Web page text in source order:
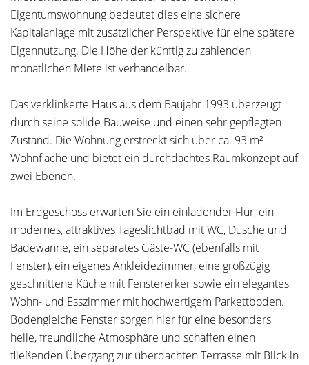
Eigentumswohnung bedeutet dies eine sichere
Kapitalanlage mit zusätzlicher Perspektive für eine spätere
Eigennutzung. Die Höhe der künftig zu zahlenden
monatlichen Miete ist verhandelbar.
Das verklinkerte Haus aus dem Baujahr 1993 überzeugt
durch seine solide Bauweise und einen sehr gepflegten
Zustand. Die Wohnung erstreckt sich über ca. 93 m²
Wohnfläche und bietet ein durchdachtes Raumkonzept auf
zwei Ebenen.
Im Erdgeschoss erwarten Sie ein einladender Flur, ein
modernes, attraktives Tageslichtbad mit WC, Dusche und
Badewanne, ein separates Gäste-WC (ebenfalls mit
Fenster), ein eigenes Ankleidezimmer, eine großzügig
geschnittene Küche mit Fenstererker sowie ein elegantes
Wohn- und Esszimmer mit hochwertigem Parkettboden.
Bodengleiche Fenster sorgen hier für eine besonders
helle, freundliche Atmosphäre und schaffen einen
fließenden Übergang zur überdachten Terrasse mit Blick in